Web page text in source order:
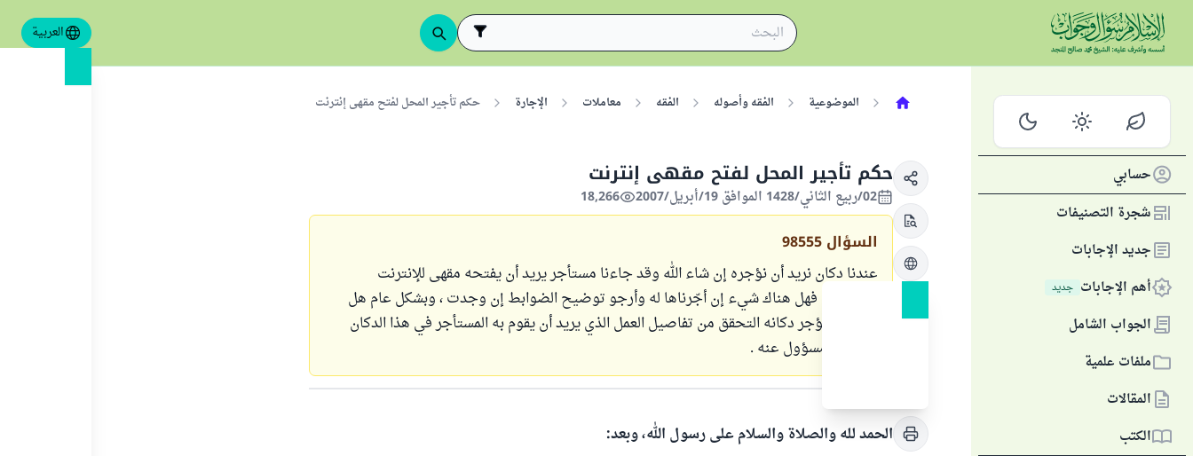
العربية
حسابي
شجرة التصنيفات
جديد الإجابات
أهم الإجابات جديد
الجواب الشامل
ملفات علمية
المقالات
الكتب
الموضوعية الفقه وأصوله الفقه معاملات الإجارة حكم تأجير المحل لفتح مقهى إنترنت
حكم تأجير المحل لفتح مقهى إنترنت
02/ربيع الثاني/1428 الموافق 19/أبريل/2007 18,266
السؤال 98555
عندنا دكان نريد أن نؤجره إن شاء الله وقد جاءنا مستأجر يريد أن يفتحه مقهى للإنترنت
والشبكات فهل هناك شيء إن أجّرناها له وأرجو توضيح الضوابط إن وجدت ، وبشكل عام هل
على من يؤجر دكانه التحقق من تفاصيل العمل الذي يريد أن يقوم به المستأجر في هذا الدكان
وهل هو مسؤول عنه .
الحمد لله والصلاة والسلام على رسول الله، وبعد: